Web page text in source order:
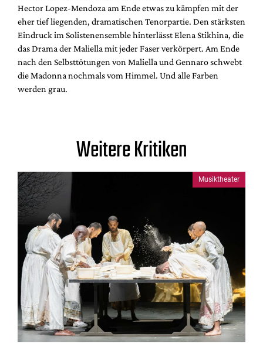
Hector Lopez-Mendoza am Ende etwas zu kämpfen mit der
eher tief liegenden, dramatischen Tenorpartie. Den stärksten
Eindruck im Solistenensemble hinterlässt Elena Stikhina, die
das Drama der Maliella mit jeder Faser verkörpert. Am Ende
nach den Selbsttötungen von Maliella und Gennaro schwebt
die Madonna nochmals vom Himmel. Und alle Farben
werden grau.
Weitere Kritiken
Musiktheater